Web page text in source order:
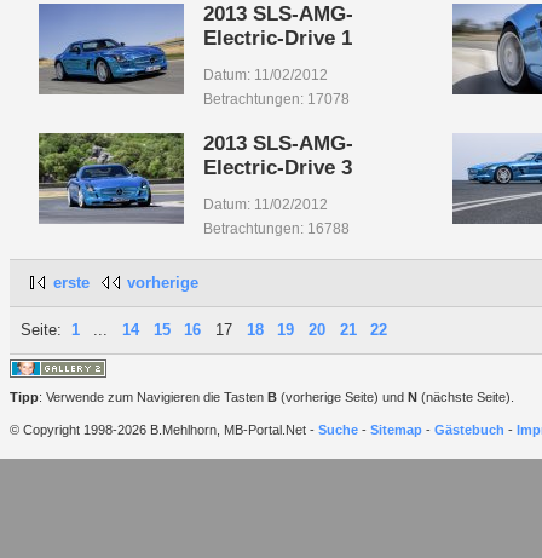
2013 SLS-AMG-
Electric-Drive 1
Datum: 11/02/2012
Betrachtungen: 17078
2013 SLS-AMG-
Electric-Drive 3
Datum: 11/02/2012
Betrachtungen: 16788
erste vorherige
Seite: 1 ... 14 15 16 17 18 19 20 21 22
Tipp: Verwende zum Navigieren die Tasten B (vorherige Seite) und N (nächste Seite).
© Copyright 1998-2026 B.Mehlhorn, MB-Portal.Net - Suche - Sitemap - Gästebuch -